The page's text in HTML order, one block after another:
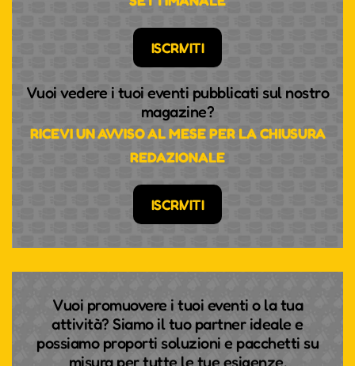
ISCRIVITI
Vuoi vedere i tuoi eventi pubblicati sul nostro
magazine?
RICEVI UN AVVISO AL MESE PER LA CHIUSURA
REDAZIONALE
ISCRIVITI
Vuoi promuovere i tuoi eventi o la tua
attività? Siamo il tuo partner ideale e
possiamo proporti soluzioni e pacchetti su